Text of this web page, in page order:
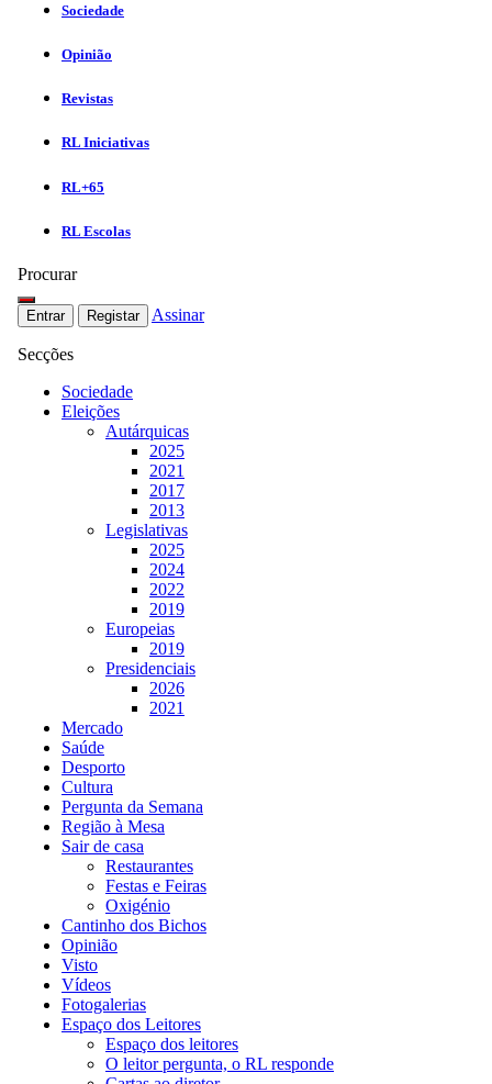
Sociedade
Opinião
Revistas
RL Iniciativas
RL+65
RL Escolas
Procurar
Entrar Registar Assinar
Secções
Sociedade
Eleições
Autárquicas
2025
2021
2017
2013
Legislativas
2025
2024
2022
2019
Europeias
2019
Presidenciais
2026
2021
Mercado
Saúde
Desporto
Cultura
Pergunta da Semana
Região à Mesa
Sair de casa
Restaurantes
Festas e Feiras
Oxigénio
Cantinho dos Bichos
Opinião
Visto
Vídeos
Fotogalerias
Espaço dos Leitores
Espaço dos leitores
O leitor pergunta, o RL responde